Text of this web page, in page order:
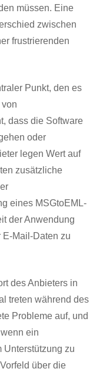
müssen. Eine
zwischen
frustrierenden
Punkt, den es
dass die Software
oder
legen Wert auf
zusätzliche
eines MSGtoEML-
der Anwendung
E-Mail-Daten zu
des Anbieters in
treten während des
Probleme auf, und
ein
Unterstützung zu
über die